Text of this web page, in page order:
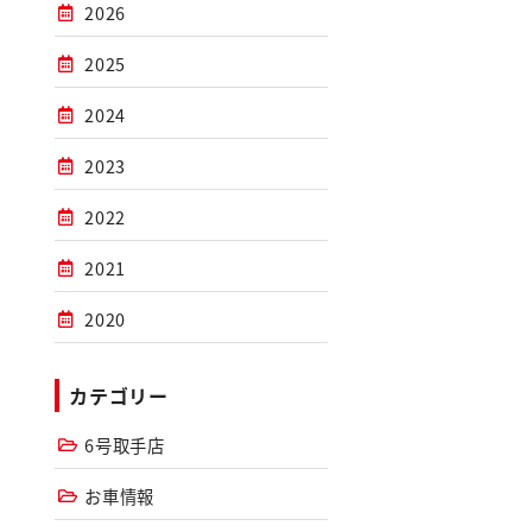
2026
2025
2024
2023
2022
2021
2020
カテゴリー
6号取手店
お車情報